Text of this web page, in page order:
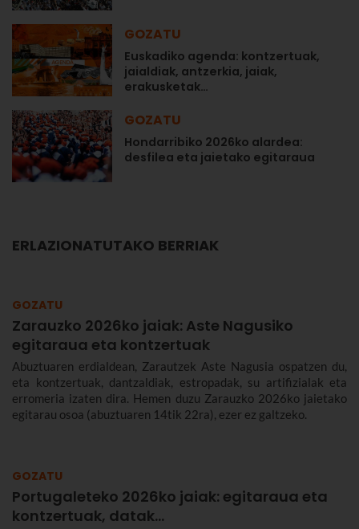
GOZATU
Euskadiko agenda: kontzertuak,
jaialdiak, antzerkia, jaiak,
erakusketak…
GOZATU
Hondarribiko 2026ko alardea:
desfilea eta jaietako egitaraua
ERLAZIONATUTAKO BERRIAK
GOZATU
Zarauzko 2026ko jaiak: Aste Nagusiko
egitaraua eta kontzertuak
Abuztuaren erdialdean, Zarautzek Aste Nagusia ospatzen du,
eta kontzertuak, dantzaldiak, estropadak, su artifizialak eta
erromeria izaten dira. Hemen duzu Zarauzko 2026ko jaietako
egitarau osoa (abuztuaren 14tik 22ra), ezer ez galtzeko.
GOZATU
Portugaleteko 2026ko jaiak: egitaraua eta
kontzertuak, datak...